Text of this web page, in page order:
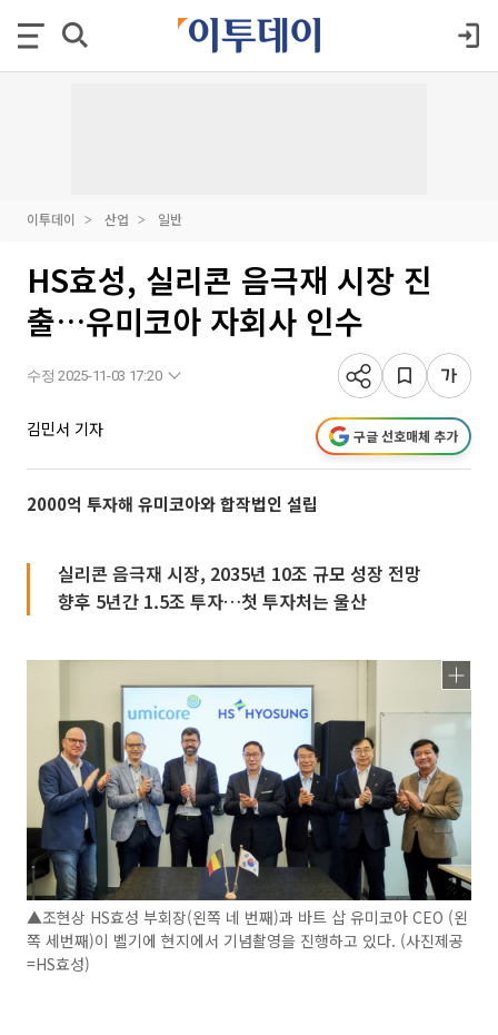
이투데이 산업 일반
HS효성, 실리콘 음극재 시장 진
출…유미코아 자회사 인수
수정 2025-11-03 17:20
김민서 기자 구글 선호매체 추가
2000억 투자해 유미코아와 합작법인 설립
실리콘 음극재 시장, 2035년 10조 규모 성장 전망
향후 5년간 1.5조 투자…첫 투자처는 울산
▲조현상 HS효성 부회장(왼쪽 네 번째)과 바트 삽 유미코아 CEO (왼
쪽 세번째)이 벨기에 현지에서 기념촬영을 진행하고 있다. (사진제공
=HS효성)